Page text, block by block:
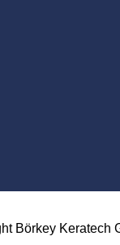
Börkey Keratech